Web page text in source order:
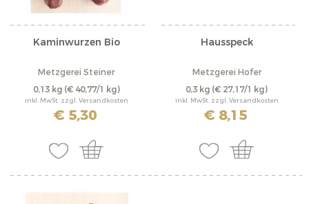
Kaminwurzen Bio
Metzgerei Steiner
0,13 kg (€ 40,77/1 kg)
inkl. MwSt. zzgl. Versandkosten
€ 5,30
Hausspeck
Metzgerei Hofer
0,3 kg (€ 27,17/1 kg)
inkl. MwSt. zzgl. Versandkosten
€ 8,15